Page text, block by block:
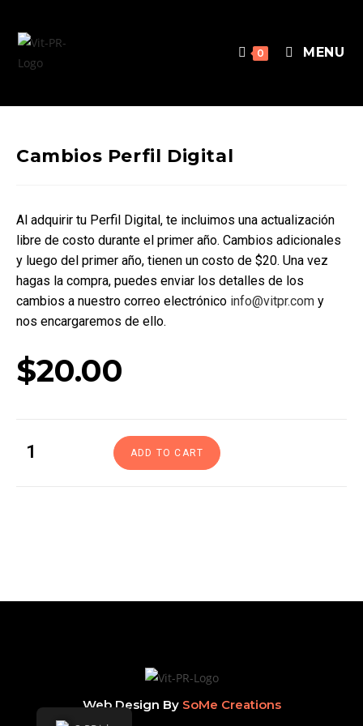
0 MENU
Cambios Perfil Digital
Al adquirir tu Perfil Digital, te incluimos una actualización
libre de costo durante el primer año. Cambios adicionales
y luego del primer año, tienen un costo de $20. Una vez
hagas la compra, puedes enviar los detalles de los
cambios a nuestro correo electrónico info@vitpr.com y
nos encargaremos de ello.
$20.00
ADD TO CART
Web Design By SoMe Creations